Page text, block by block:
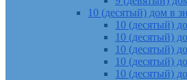
10 (десятый) дом в
10 (десятый)
10 (десятый)
10 (десятый)
10 (десятый)
10 (десятый)